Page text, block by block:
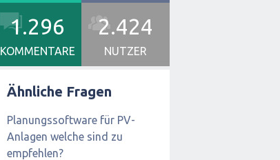
1.296
KOMMENTARE
2.424
NUTZER
Ähnliche Fragen
Planungssoftware für PV-
Anlagen welche sind zu
empfehlen?